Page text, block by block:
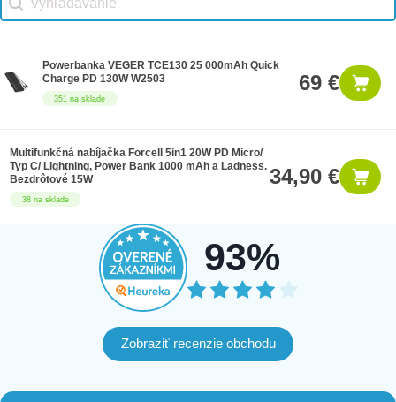
351 na sklade
Powerbanka VEGER TCE130 25 000mAh Quick
Charge PD 130W W2503
69 €
38 na sklade
Multifunkčná nabíjačka Forcell 5in1 20W PD Micro/
Typ C/ Lightning, Power Bank 1000 mAh a Ladness.
Bezdrôtové 15W
34,90 €
93%
Zobraziť recenzie obchodu